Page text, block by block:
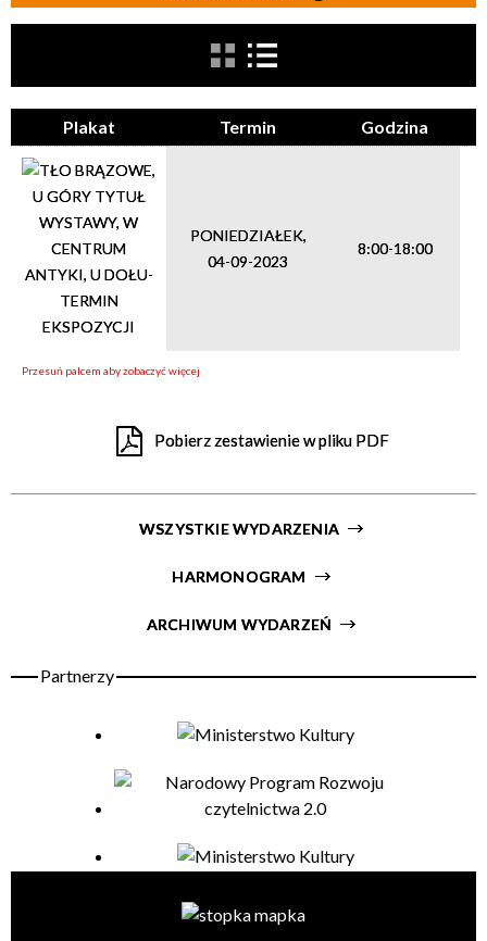
Trwające w zakresie
Miejsce
ten
Plakat Termin Godzina
PONIEDZIAŁEK,
04-09-2023
8:00-18:00
Pobierz zestawienie w pliku PDF
WSZYSTKIE WYDARZENIA
HARMONOGRAM
ARCHIWUM WYDARZEŃ